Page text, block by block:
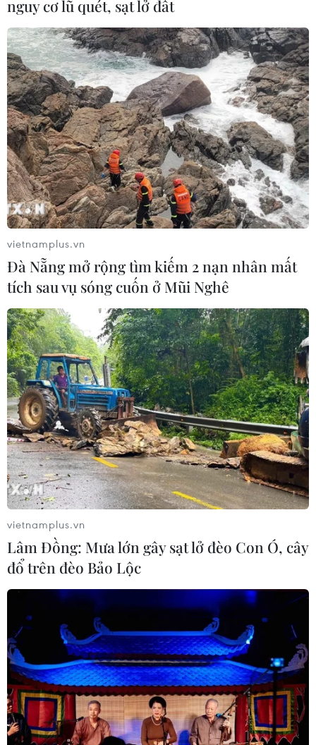
TIN CÙNG CHUYÊN MỤC
Iran ra điều kiện yêu cầu Mỹ rút
nguy cơ lũ quét, sạt lở đất
vietnamplus.vn
Đà Nẵng mở rộng tìm kiếm 2 nạn nhân mất
tích sau vụ sóng cuốn ở Mũi Nghê
vietnamplus.vn
Lâm Đồng: Mưa lớn gây sạt lở đèo Con Ó, cây
đổ trên đèo Bảo Lộc